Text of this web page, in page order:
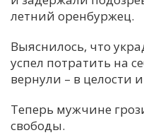
М
Н
летний оренбуржец.
Выяснилось, что
успел потратить на
вернули – в целости
Теперь мужчине
свободы.